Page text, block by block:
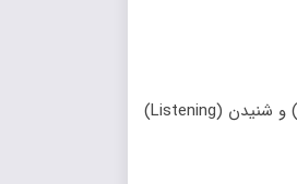
کتاب زبان انگلیسی نیز تغییرات ساختاری و گرامری نداشته است. بخش‌های گرامر، واژگان، خواندن (Reading) و شنیدن (Listening)